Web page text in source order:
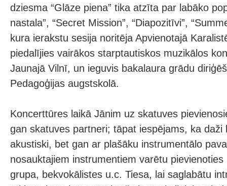
dziesma “Glāze piena” tika atzīta par labāko
nastala”, “Secret Mission”, “Diapozitīvi”,
kura ierakstu sesija noritēja Apvienotajā
piedalījies vairākos starptautiskos muzikālos
Jaunajā Vilnī, un ieguvis bakalaura grādu
Pedagoģijas augstskolā.
Koncerttūres laikā Jānim uz skatuves
gan skatuves partneri; tāpat iespējams, ka daži
akustiski, bet gan ar plašāku instrumentālo
nosauktajiem instrumentiem varētu
grupa, bekvokālistes u.c. Tiesa, lai saglabātu